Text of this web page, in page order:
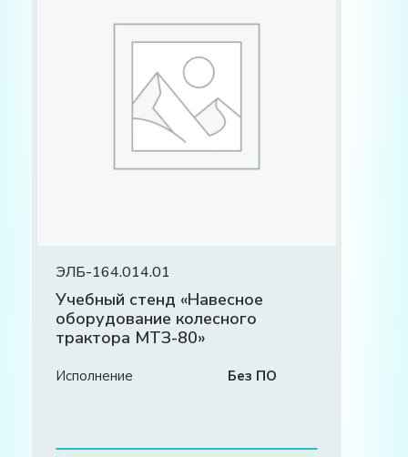
ЭЛБ-164.014.01
Учебный стенд «Навесное
оборудование колесного
трактора МТЗ-80»
Исполнение Без ПО